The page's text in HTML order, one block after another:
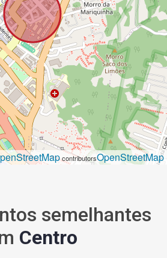
contributorsOpenStreetMap
semelhantes
Centro